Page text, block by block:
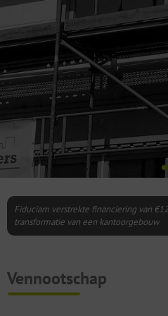
Fiduciam verstrekte financiering van
transformatie van een kantoorgebouw
Vennootschap